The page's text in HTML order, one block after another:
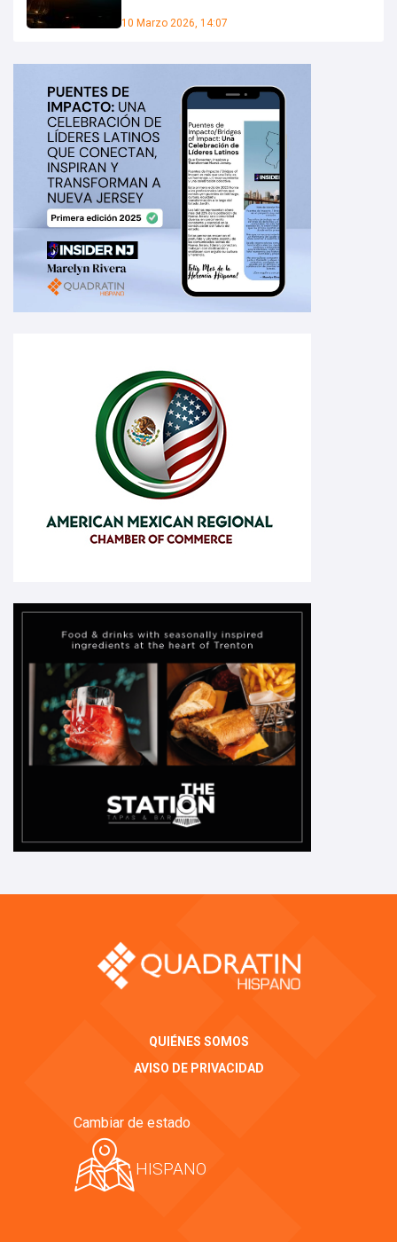
10 Marzo 2026, 14:07
QUIÉNES SOMOS
AVISO DE PRIVACIDAD
Cambiar de estado
HISPANO